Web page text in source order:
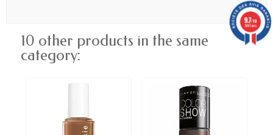
10 other products in the same
category:
9.7/10
5887 avis